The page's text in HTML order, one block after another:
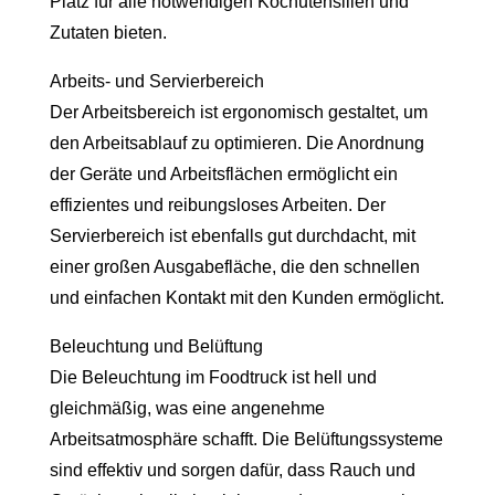
Zutaten bieten.
Arbeits- und Servierbereich
Der Arbeitsbereich ist ergonomisch gestaltet, um
den Arbeitsablauf zu optimieren. Die Anordnung
der Geräte und Arbeitsflächen ermöglicht ein
effizientes und reibungsloses Arbeiten. Der
Servierbereich ist ebenfalls gut durchdacht, mit
einer großen Ausgabefläche, die den schnellen
und einfachen Kontakt mit den Kunden ermöglicht.
Beleuchtung und Belüftung
Die Beleuchtung im Foodtruck ist hell und
gleichmäßig, was eine angenehme
Arbeitsatmosphäre schafft. Die Belüftungssysteme
sind effektiv und sorgen dafür, dass Rauch und